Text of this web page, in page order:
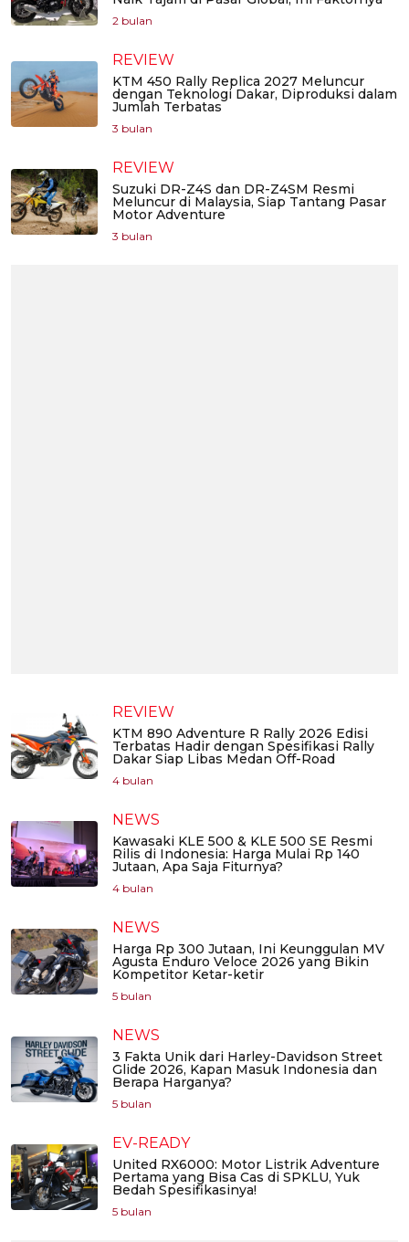
2 bulan
REVIEW
KTM 450 Rally Replica 2027 Meluncur
dengan Teknologi Dakar, Diproduksi dalam
Jumlah Terbatas
3 bulan
REVIEW
Suzuki DR-Z4S dan DR-Z4SM Resmi
Meluncur di Malaysia, Siap Tantang Pasar
Motor Adventure
3 bulan
REVIEW
KTM 890 Adventure R Rally 2026 Edisi
Terbatas Hadir dengan Spesifikasi Rally
Dakar Siap Libas Medan Off-Road
4 bulan
NEWS
Kawasaki KLE 500 & KLE 500 SE Resmi
Rilis di Indonesia: Harga Mulai Rp 140
Jutaan, Apa Saja Fiturnya?
4 bulan
NEWS
Harga Rp 300 Jutaan, Ini Keunggulan MV
Agusta Enduro Veloce 2026 yang Bikin
Kompetitor Ketar-ketir
5 bulan
NEWS
3 Fakta Unik dari Harley-Davidson Street
Glide 2026, Kapan Masuk Indonesia dan
Berapa Harganya?
5 bulan
EV-READY
United RX6000: Motor Listrik Adventure
Pertama yang Bisa Cas di SPKLU, Yuk
Bedah Spesifikasinya!
5 bulan